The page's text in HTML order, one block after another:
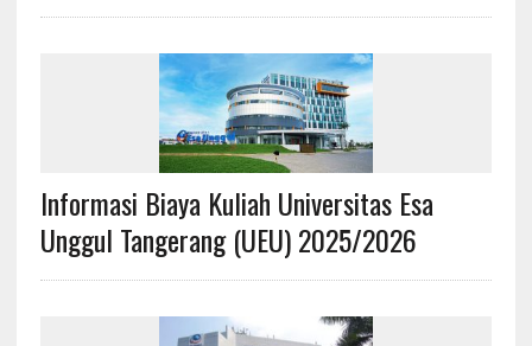
Informasi Biaya Kuliah Universitas Esa
Unggul Tangerang (UEU) 2025/2026